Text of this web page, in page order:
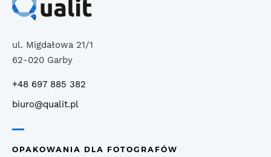
ul. Migdałowa 21/1
62-020 Garby
+48 697 885 382
biuro@qualit.pl
OPAKOWANIA DLA FOTOGRAFÓW